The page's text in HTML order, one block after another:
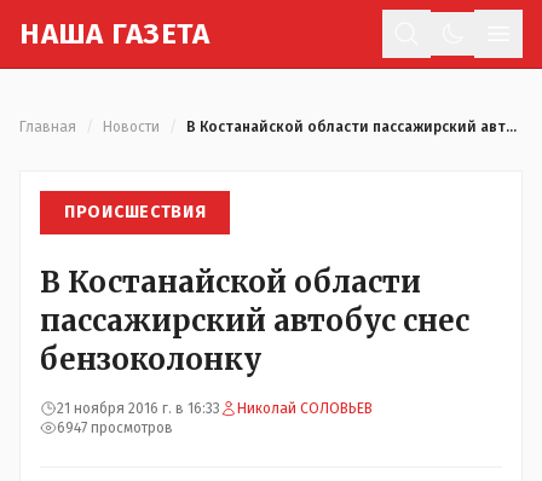
НАША ГАЗЕТА
Главная Новости В Костанайской области пассажирский автобус снес бензоколонку
ПРОИСШЕСТВИЯ
В Костанайской области
пассажирский автобус снес
бензоколонку
21 ноября 2016 г. в 16:33
Николай СОЛОВЬЕВ
6947 просмотров